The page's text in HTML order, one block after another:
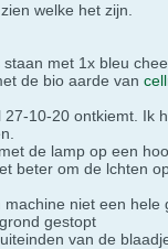
welke het zijn.
met 1x bleu
de bio aarde van
27-10-20 ontkiemt. Ik
de lamp op een
beter om de lchten
niet een
gestopt
van de